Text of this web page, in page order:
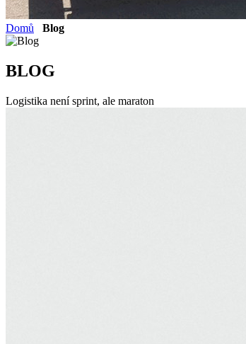
Domů Blog
BLOG
Logistika není sprint, ale maraton